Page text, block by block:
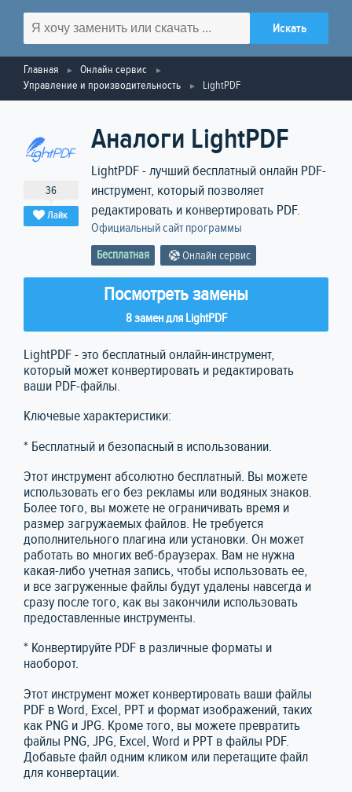
Главная
Онлайн сервис
Управление и производительность
LightPDF
36
Лайк
Аналоги LightPDF
LightPDF - лучший бесплатный онлайн PDF-
инструмент, который позволяет
редактировать и конвертировать PDF.
Официальный сайт программы
Бесплатная Онлайн сервис
Посмотреть замены
8 замен для LightPDF
LightPDF - это бесплатный онлайн-инструмент,
который может конвертировать и редактировать
ваши PDF-файлы.
Ключевые характеристики:
* Бесплатный и безопасный в использовании.
Этот инструмент абсолютно бесплатный. Вы можете
использовать его без рекламы или водяных знаков.
Более того, вы можете не ограничивать время и
размер загружаемых файлов. Не требуется
дополнительного плагина или установки. Он может
работать во многих веб-браузерах. Вам не нужна
какая-либо учетная запись, чтобы использовать ее,
и все загруженные файлы будут удалены навсегда и
сразу после того, как вы закончили использовать
предоставленные инструменты.
* Конвертируйте PDF в различные форматы и
наоборот.
Этот инструмент может конвертировать ваши файлы
PDF в Word, Excel, PPT и формат изображений, таких
как PNG и JPG. Кроме того, вы можете превратить
файлы PNG, JPG, Excel, Word и PPT в файлы PDF.
Добавьте файл одним кликом или перетащите файл
для конвертации.